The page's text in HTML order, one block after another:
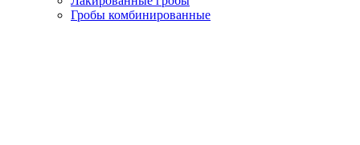
Гробы комбинированные